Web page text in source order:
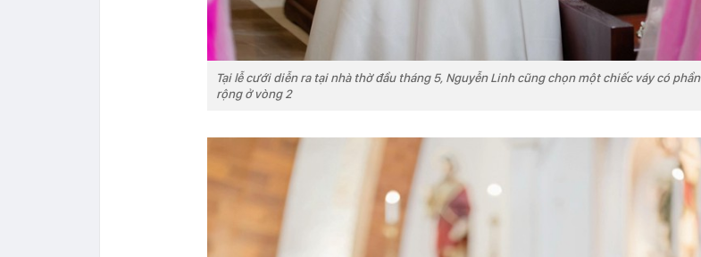
Tại lễ cưới diễn ra tại nhà thờ đầu tháng 5, Nguyễn Linh cũng chọn một chiếc váy có phần
rộng ở vòng 2